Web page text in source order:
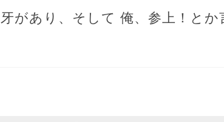
があり、そして 俺、参上！とか